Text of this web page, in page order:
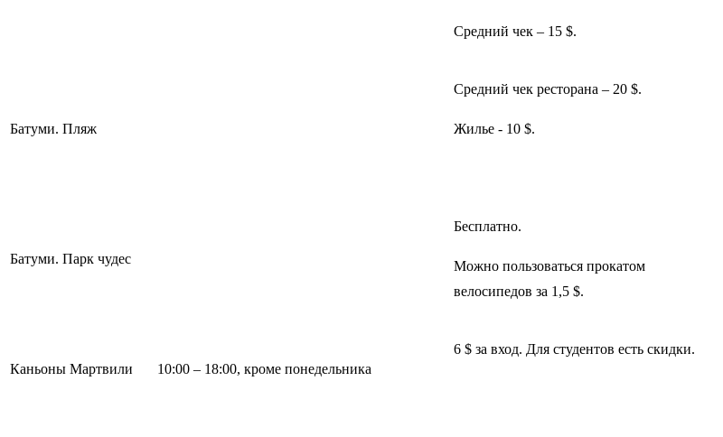
Средний чек – 15 $.
Батуми. Пляж
Средний чек ресторана – 20 $.
Жилье - 10 $.
Батуми. Парк чудес
Бесплатно.
Можно пользоваться прокатом
велосипедов за 1,5 $.
Каньоны Мартвили 10:00 – 18:00, кроме понедельника
6 $ за вход. Для студентов есть скидки.